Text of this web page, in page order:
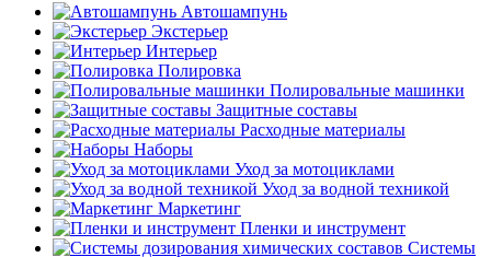
Автошампунь
Экстерьер
Интерьер
Полировка
Полировальные машинки
Защитные составы
Расходные материалы
Наборы
Уход за мотоциклами
Уход за водной техникой
Маркетинг
Пленки и инструмент
Системы